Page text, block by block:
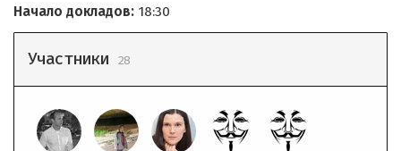
Начало докладов: 18:30
Участники 28